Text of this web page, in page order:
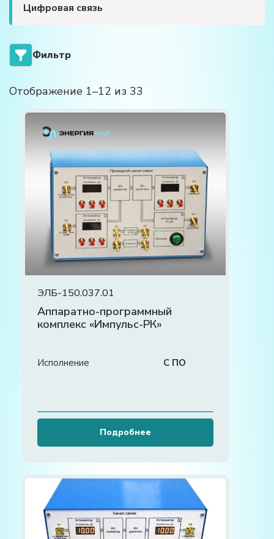
Цифровая связь
Фильтр
Отображение 1–12 из 33
ЭЛБ-150.037.01
Аппаратно-программный
комплекс «Импульс-РК»
Исполнение С ПО
Подробнее